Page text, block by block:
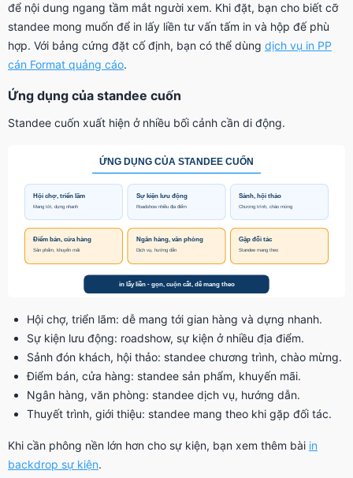
để nội dung ngang tầm mắt người xem. Khi đặt, bạn cho biết cỡ
standee mong muốn để in lấy liền tư vấn tấm in và hộp đế phù
hợp. Với bảng cứng đặt cố định, bạn có thể dùng dịch vụ in PP
cán Format quảng cáo.
Ứng dụng của standee cuốn
Standee cuốn xuất hiện ở nhiều bối cảnh cần di động.
Hội chợ, triển lãm: dễ mang tới gian hàng và dựng nhanh.
Sự kiện lưu động: roadshow, sự kiện ở nhiều địa điểm.
Sảnh đón khách, hội thảo: standee chương trình, chào mừng.
Điểm bán, cửa hàng: standee sản phẩm, khuyến mãi.
Ngân hàng, văn phòng: standee dịch vụ, hướng dẫn.
Thuyết trình, giới thiệu: standee mang theo khi gặp đối tác.
Khi cần phông nền lớn hơn cho sự kiện, bạn xem thêm bài in
backdrop sự kiện.